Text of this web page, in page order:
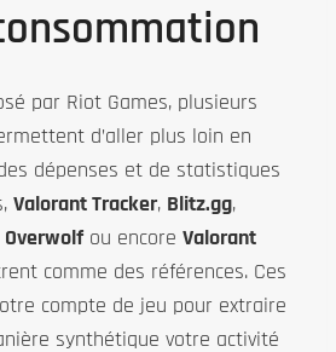
par Riot Games, plusieurs
d’aller plus loin en
dépenses et de statistiques
Valorant Tracker, Blitz.gg,
Overwolf ou encore Valorant
comme des références. Ces
compte de jeu pour extraire
synthétique votre activité